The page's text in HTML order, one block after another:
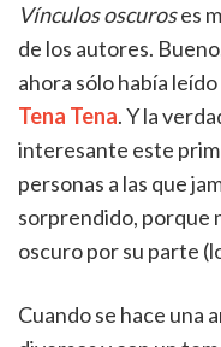
Vínculos oscuroses
de los autores.
ahora sólo había
Tena Tena. Y la
interesante este
personas a las que
sorprendido, porque
oscuro por su parte
Cuando se hace una